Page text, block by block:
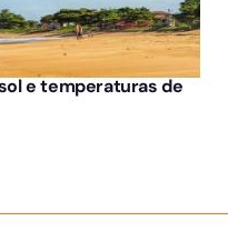
e temperaturas de